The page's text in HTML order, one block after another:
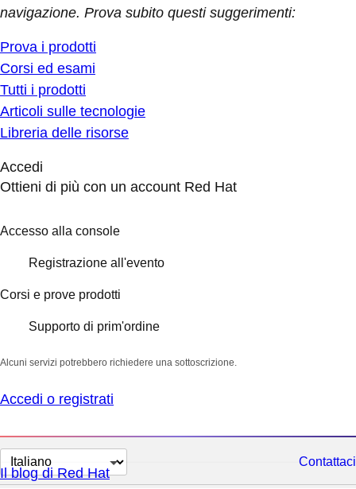
navigazione. Prova subito questi suggerimenti:
Prova i prodotti
Corsi ed esami
Tutti i prodotti
Articoli sulle tecnologie
Libreria delle risorse
Accedi
Ottieni di più con un account Red Hat
Accesso alla console
Registrazione all'evento
Corsi e prove prodotti
Supporto di prim'ordine
Alcuni servizi potrebbero richiedere una sottoscrizione.
Accedi o registrati
Cambia
lingua
Contattaci
Il blog di Red Hat